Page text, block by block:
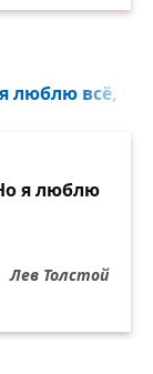
люблю всё,
я люблю
Лев Толстой